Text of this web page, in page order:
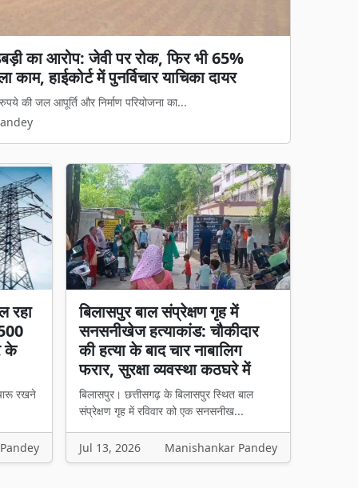
का आरोप: जेवी पर रोक, फिर भी 65%
काम, हाईकोर्ट में पुनर्विचार याचिका दायर
की जल आपूर्ति और निर्माण परियोजना का...
मानव अंग मिलने के मामले में 27 CCTV
कैमरे में कैद
सूटकेस से मानव अंग मिलने के सनसनीखेज माम...
रहा
के
रखने
बिलासपुर बाल संप्रेक्षण गृह में
सनसनीखेज हत्याकांड: चौकीदार
की हत्या के बाद चार नाबालिग
फरार, सुरक्षा व्यवस्था कठघरे में
बिलासपुर। छत्तीसगढ़ के बिलासपुर स्थित बाल
संप्रेक्षण गृह में रविवार को एक सनसनीख...
Jul 13, 2026 Manishankar Pandey